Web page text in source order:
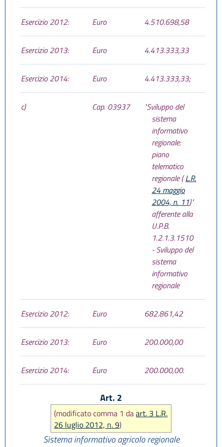
Esercizio 2012: Euro 4.510.698,58
Esercizio 2013: Euro 4.413.333,33
Esercizio 2014: Euro 4.413.333,33;
c) Cap. 03937
"Sviluppo del
sistema
informativo
regionale:
piano
telematico
regionale (L.R.
24 maggio
2004, n. 11)"
afferente alla
U.P.B.
1.2.1.3.1510
- Sviluppo del
sistema
informativo
regionale
Esercizio 2012: Euro 682.861,42
Esercizio 2013: Euro 200.000,00
Esercizio 2014: Euro 200.000,00.
Art. 2
(modificato comma 1 daart. 3 L.R.
26 luglio 2012, n. 9)
Sistema informativo agricolo regionale